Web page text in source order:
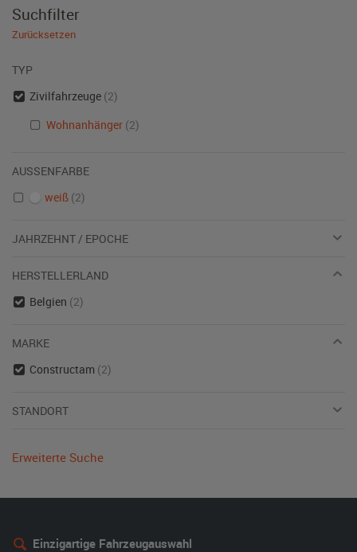
Suchfilter
Zurücksetzen
TYP
Zivilfahrzeuge (2)
Wohnanhänger (2)
AUSSENFARBE
weiß (2)
JAHRZEHNT / EPOCHE
HERSTELLERLAND
Belgien (2)
MARKE
Constructam (2)
STANDORT
Erweiterte Suche
Einzigartige Fahrzeugauswahl